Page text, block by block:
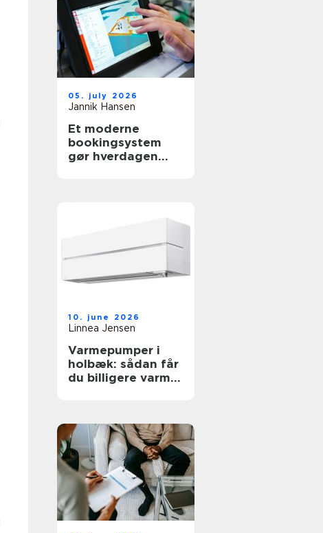
05. july 2026
Jannik Hansen
Et moderne
bookingsystem
gør hverdagen
10. june 2026
Linnea Jensen
Varmepumper i
holbæk: sådan får
du billigere varme